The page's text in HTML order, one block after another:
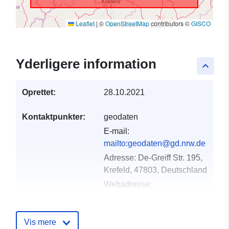
Leaflet|©OpenStreetMapcontributors ©GISCO
keyboard_arrow_up
Yderligere information
Oprettet: 28.10.2021
Kontaktpunkter:
geodaten
E-mail:
mailto:geodaten@gd.nrw.de
Adresse: De-Greiff Str. 195,
Krefeld, 47803, Deutschland
Webadresse:
Vis mere